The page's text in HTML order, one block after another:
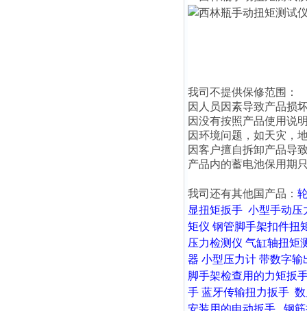
我司不提供保修范围：
因人员因素导致产品损
因没有按照产品使用说
因环境问题，如天灾，
因客户擅自拆卸产品导
产品内的蓄电池保用期
我司还有其他国产品：
显扭矩扳手 小型手动压
矩仪 钢管脚手架扣件扭
压力检测仪 气缸轴扭矩
器 小型压力计 带数字输
脚手架检查用的力矩扳
手 蓝牙传输扭力扳手
安装用的电动扳手
钢